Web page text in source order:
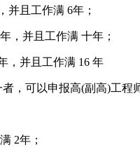
并且工作满 6年；
年，并且工作满 十年；
，并且工作满 16 年
者 ， 可以申报高(副 高)工程
满 2年；